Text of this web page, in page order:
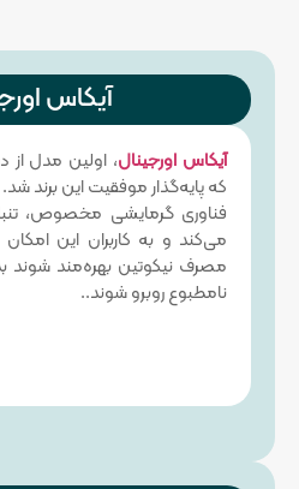
آیکاس
آیکاس اورجینال، اولین مدل
که پایه‌گذار موفقیت این برند
فناوری گرمایشی مخصوص،
می‌کند و به کاربران این
مصرف نیکوتین بهره‌مند شوند
نامطبوع روبرو شوند..